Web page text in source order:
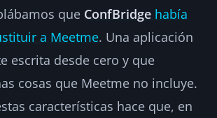
que ConfBridge había
a Meetme. Una aplicación
escrita desde cero y que
cosas que Meetme no incluye.
características hace que, en